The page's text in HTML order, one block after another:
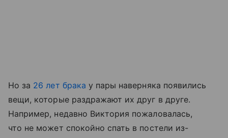
Но за 26 лет брака у пары наверняка появились
вещи, которые раздражают их друг в друге.
Например, недавно Виктория пожаловалась,
что не может спокойно спать в постели из-